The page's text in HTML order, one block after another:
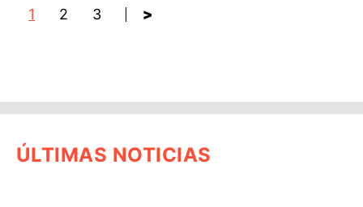
1 2 3 >
ÚLTIMAS NOTICIAS